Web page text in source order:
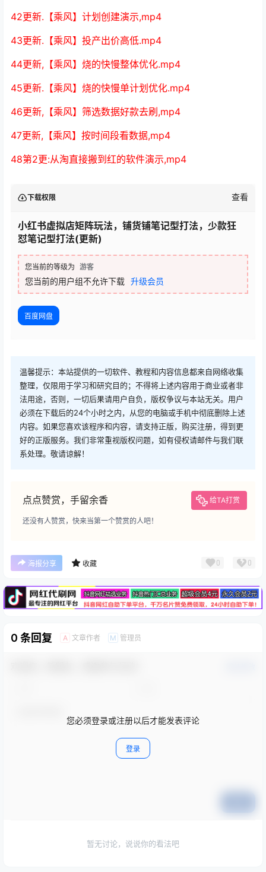
42更新.【乘风】计划创建演示,mp4
43更新.【乘风】投产出价高低.mp4
44更新,【乘风】烧的快慢整体优化.mp4
45更新.【乘风】烧的快慢单计划优化.mp4
46更新,【乘风】筛选数据好款去刷,mp4
47更新,【乘风】按时间段看数据,mp4
48第2更:从淘直接搬到红的软件演示,mp4
下载权限 查看
小红书虚拟店矩阵玩法，铺货铺笔记型打法，少款狂
怼笔记型打法(更新)
您当前的等级为 游客
您当前的用户组不允许下载 升级会员
百度网盘
温馨提示：本站提供的一切软件、教程和内容信息都来自网络收集
整理，仅限用于学习和研究目的；不得将上述内容用于商业或者非
法用途，否则，一切后果请用户自负，版权争议与本站无关。用户
必须在下载后的24个小时之内，从您的电脑或手机中彻底删除上述
内容。如果您喜欢该程序和内容，请支持正版，购买注册，得到更
好的正版服务。我们非常重视版权问题，如有侵权请邮件与我们联
系处理。敬请谅解！
点点赞赏，手留余香 给TA打赏
还没有人赞赏，快来当第一个赞赏的人吧！
海报分享 收藏 0 0
广告
0 条回复 A 文章作者 M 管理员
您必须登录或注册以后才能发表评论
登录
暂无讨论，说说你的看法吧